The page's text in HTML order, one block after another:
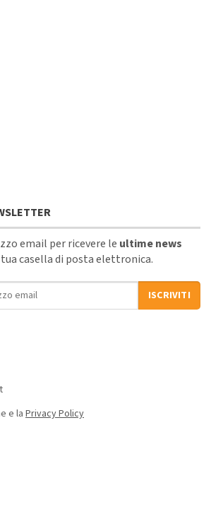
email per ricevere le ultime news
casella di posta elettronica.
ISCRIVITI
e la Privacy Policy